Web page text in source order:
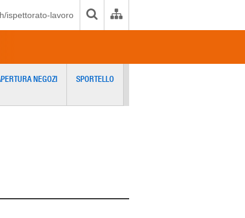
ispettorato-lavoro
NEGOZI SPORTELLO